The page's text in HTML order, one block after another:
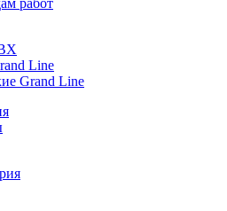
работ
Line
Grand Line